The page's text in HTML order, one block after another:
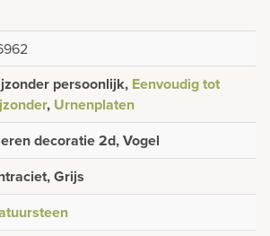
persoonlijk, Eenvoudig tot
, Urnenplaten
decoratie 2d, Vogel
Grijs